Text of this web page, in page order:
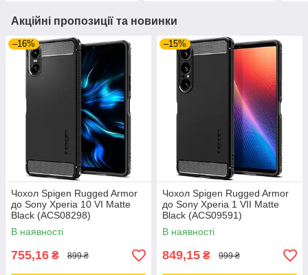
Акційні пропозиції та новинки
–16%
Чохол Spigen Rugged Armor
до Sony Xperia 10 VI Matte
Black (ACS08298)
В наявності
755,16 ₴ 899 ₴
–15%
Чохол Spigen Rugged Armor
до Sony Xperia 1 VII Matte
Black (ACS09591)
В наявності
849,15 ₴ 999 ₴